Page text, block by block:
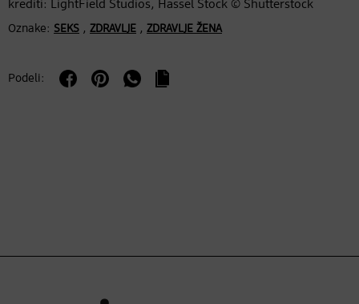
krediti: LightField Studios, Hassel Stock © Shutterstock
Oznake: SEKS , ZDRAVLJE , ZDRAVLJE ŽENA
Podeli: